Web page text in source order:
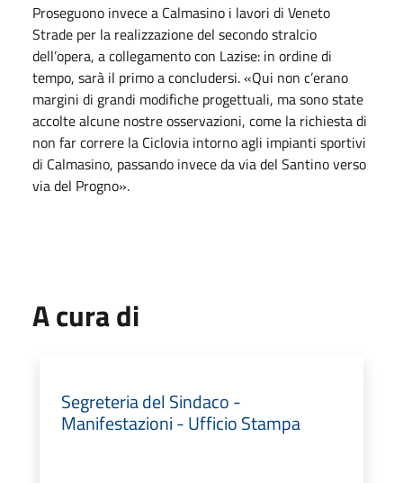
Proseguono invece a Calmasino i lavori di Veneto
Strade per la realizzazione del secondo stralcio
dell’opera, a collegamento con Lazise: in ordine di
tempo, sarà il primo a concludersi. «Qui non c’erano
margini di grandi modifiche progettuali, ma sono state
accolte alcune nostre osservazioni, come la richiesta di
non far correre la Ciclovia intorno agli impianti sportivi
di Calmasino, passando invece da via del Santino verso
via del Progno».
A cura di
Segreteria del Sindaco -
Manifestazioni - Ufficio Stampa